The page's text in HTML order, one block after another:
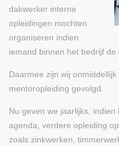
dakwerker interne
opleidingen mochten
organiseren indien
iemand binnen het bedrijf de
Daarmee zijn wij
mentoropleiding gevolgd.
Nu geven we jaarlijks,
agenda, verdere opleiding
zoals zinkwerken,